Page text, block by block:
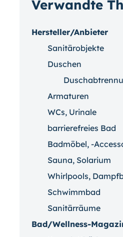
Verwandte
Hersteller/Anbieter
Sanitärobjekte
Duschen
Armaturen
WCs, Urinale
barrierefreies Bad
Badmöbel, -
Sauna, Solarium
Whirlpools,
Schwimmbad
Sanitärräume
Bad/Wellness-